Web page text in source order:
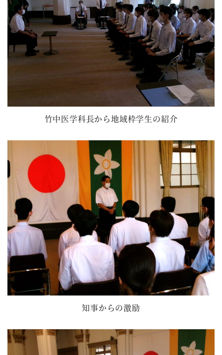
竹中医学科長から地域枠学生の紹介
知事からの激励